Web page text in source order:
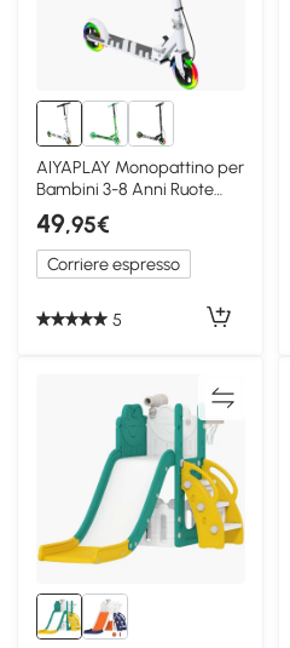
AIYAPLAY Monopattino per
Bambini 3-8 Anni Ruote
Luminose, Bianco
49,95€
Corriere espresso
5